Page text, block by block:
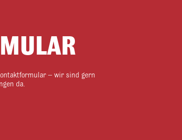
– wir sind gern
da.